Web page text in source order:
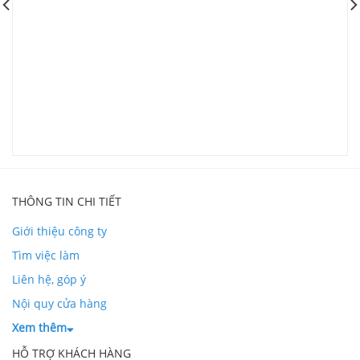
THÔNG TIN CHI TIẾT
Giới thiệu công ty
Tìm việc làm
Liên hệ, góp ý
Nội quy cửa hàng
Xem thêm
HỖ TRỢ KHÁCH HÀNG